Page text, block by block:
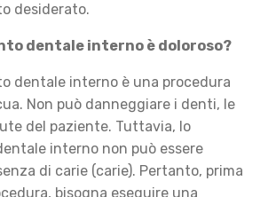
desiderato.
dentale interno è doloroso?
dentale interno è una procedura
Non può danneggiare i denti, le
del paziente. Tuttavia, lo
interno non può essere
di carie (carie). Pertanto, prima
bisogna eseguire una